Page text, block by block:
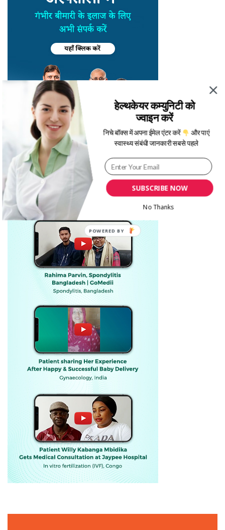
SUBSCRIBE NOW
हेल्थकेयर कम्युनिटी को
ज्वाइन करें
निचे बॉक्स में अपना ईमेल एंटर करें
और पाएं
स्वास्थ्य संबंधी जानकारी सबसे पहले
No Thanks
POWERED BY